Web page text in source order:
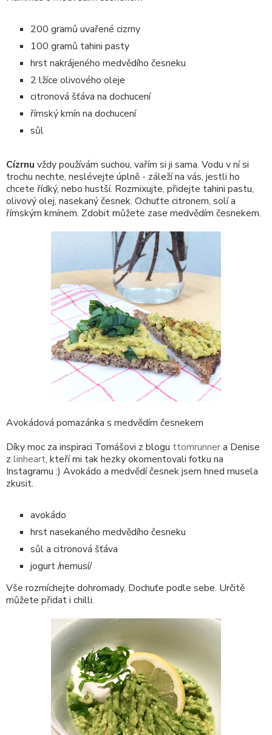
200 gramů uvařené cizrny
100 gramů tahini pasty
hrst nakrájeného medvědího česneku
2 lžíce olivového oleje
citronová šťáva na dochucení
římský kmín na dochucení
sůl
Cízrnu vždy používám suchou, vařím si ji sama. Vodu v ní si
trochu nechte, neslévejte úplně - záleží na vás, jestli ho
chcete řídký, nebo hustší. Rozmixujte, přidejte tahini pastu,
olivový olej, nasekaný česnek. Ochuťte citronem, solí a
římským kmínem. Zdobit můžete zase medvědím česnekem.
Avokádová pomazánka s medvědím česnekem
Díky moc za inspiraci Tomášovi z blogu ttomrunnera Denise
z linheart, kteří mi tak hezky okomentovali fotku na
Instagramu :) Avokádo a medvědí česnek jsem hned musela
zkusit.
avokádo
hrst nasekaného medvědího česneku
sůl a citronová šťáva
jogurt /nemusí/
Vše rozmíchejte dohromady. Dochuťe podle sebe. Určitě
můžete přidat i chilli.